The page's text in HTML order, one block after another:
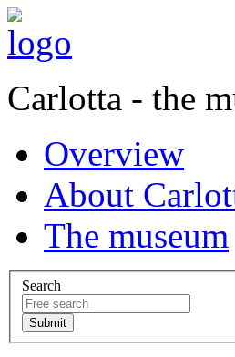
Carlotta - the
Overview
About
The museum
Search